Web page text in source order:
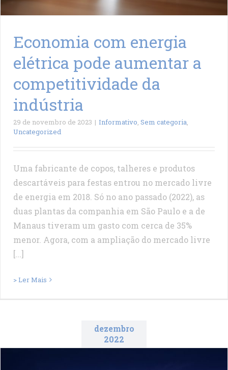
Economia com energia
elétrica pode aumentar a
competitividade da
indústria
29 de novembro de 2023 | Informativo, Sem categoria,
Uncategorized
Uma fabricante de copos, talheres e produtos
descartáveis para festas entrou no mercado livre
de energia em 2018. Só no ano passado (2022), as
duas plantas da companhia em São Paulo e a de
Manaus tiveram um gasto com cerca de 35%
menor. Agora, com a ampliação do mercado livre
[...]
> Ler Mais
dezembro
2022